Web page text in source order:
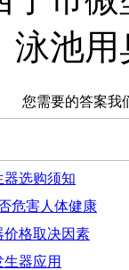
泳池
您需要的答案我